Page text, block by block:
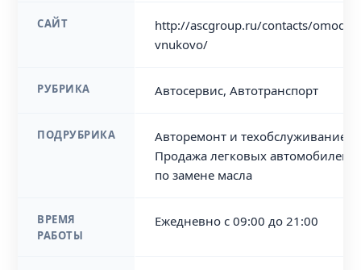
САЙТ
http://ascgroup.ru/contacts/omoda/
vnukovo/
РУБРИКА Автосервис, Автотранспорт
ПОДРУБРИКА
Авторемонт и техобслуживание
Продажа легковых автомобилей,
по замене масла
ВРЕМЯ
РАБОТЫ
Ежедневно с 09:00 до 21:00